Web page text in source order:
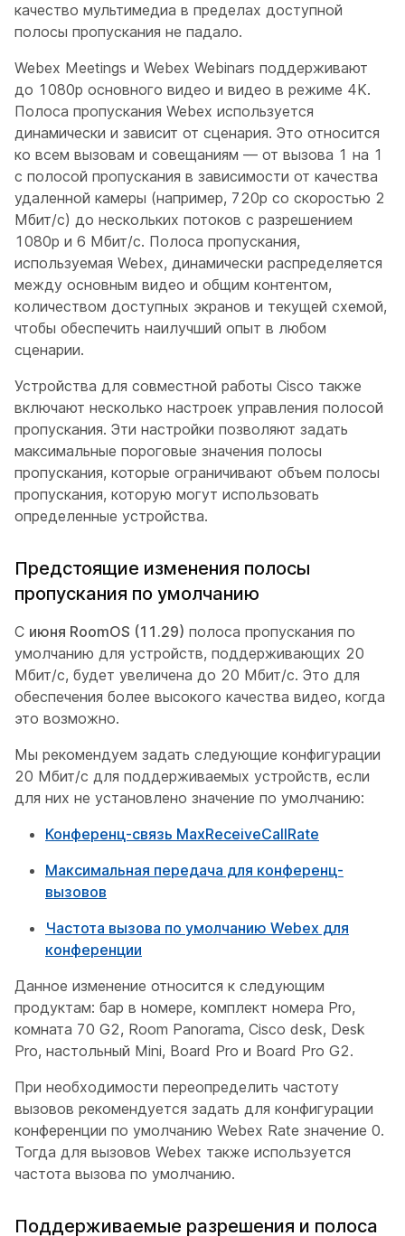
качество мультимедиа в пределах доступной
полосы пропускания не падало.
Webex Meetings и Webex Webinars поддерживают
до 1080p основного видео и видео в режиме 4K.
Полоса пропускания Webex используется
динамически и зависит от сценария. Это относится
ко всем вызовам и совещаниям — от вызова 1 на 1
с полосой пропускания в зависимости от качества
удаленной камеры (например, 720p со скоростью 2
Мбит/с) до нескольких потоков с разрешением
1080p и 6 Мбит/с. Полоса пропускания,
используемая Webex, динамически распределяется
между основным видео и общим контентом,
количеством доступных экранов и текущей схемой,
чтобы обеспечить наилучший опыт в любом
сценарии.
Устройства для совместной работы Cisco также
включают несколько настроек управления полосой
пропускания. Эти настройки позволяют задать
максимальные пороговые значения полосы
пропускания, которые ограничивают объем полосы
пропускания, которую могут использовать
определенные устройства.
Предстоящие изменения полосы
пропускания по умолчанию
С июня RoomOS (11.29) полоса пропускания по
умолчанию для устройств, поддерживающих 20
Мбит/с, будет увеличена до 20 Мбит/с. Это для
обеспечения более высокого качества видео, когда
это возможно.
Мы рекомендуем задать следующие конфигурации
20 Мбит/с для поддерживаемых устройств, если
для них не установлено значение по умолчанию:
Конференц-связь MaxReceiveCallRate
Максимальная передача для конференц-
вызовов
Частота вызова по умолчанию Webex для
конференции
Данное изменение относится к следующим
продуктам: бар в номере, комплект номера Pro,
комната 70 G2, Room Panorama, Cisco desk, Desk
Pro, настольный Mini, Board Pro и Board Pro G2.
При необходимости переопределить частоту
вызовов рекомендуется задать для конфигурации
конференции по умолчанию Webex Rate значение 0.
Тогда для вызовов Webex также используется
частота вызова по умолчанию.
Поддерживаемые разрешения и полоса